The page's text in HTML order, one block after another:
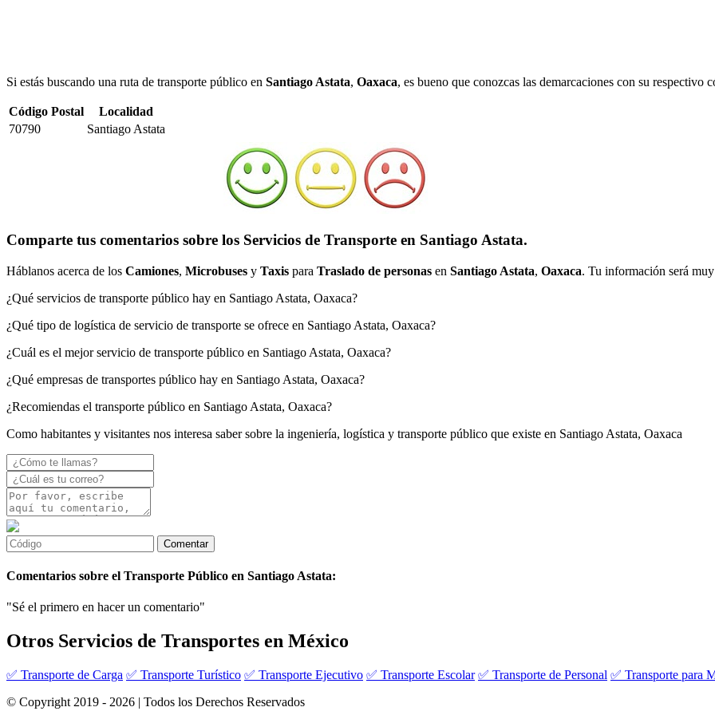
Si estás buscando una ruta de transporte público en Santiago Astata, Oaxaca, es bueno que conozcas las demarcaciones con su respectivo
Código Postal
Localidad
70790
Santiago Astata
Comparte tus comentarios sobre los Servicios de Transporte en Santiago Astata.
Háblanos acerca de los Camiones, Microbuses y Taxis para Traslado de personas en Santiago Astata, Oaxaca. Tu información será
¿Qué servicios de transporte público hay en Santiago Astata, Oaxaca?
¿Qué tipo de logística de servicio de transporte se ofrece en Santiago Astata, Oaxaca?
¿Cuál es el mejor servicio de transporte público en Santiago Astata, Oaxaca?
¿Qué empresas de transportes público hay en Santiago Astata, Oaxaca?
¿Recomiendas el transporte público en Santiago Astata, Oaxaca?
Como habitantes y visitantes nos interesa saber sobre la ingeniería, logística y transporte público que existe en Santiago Astata, Oaxaca
Comentarios sobre el Transporte Público en Santiago Astata:
"Sé el primero en hacer un comentario"
Otros Servicios de Transportes en México
✅ Transporte de Carga ✅ Transporte Turístico ✅ Transporte Ejecutivo ✅ Transporte Escolar ✅ Transporte de Personal ✅ Transporte para
© Copyright 2019 - 2026 | Todos los Derechos Reservados